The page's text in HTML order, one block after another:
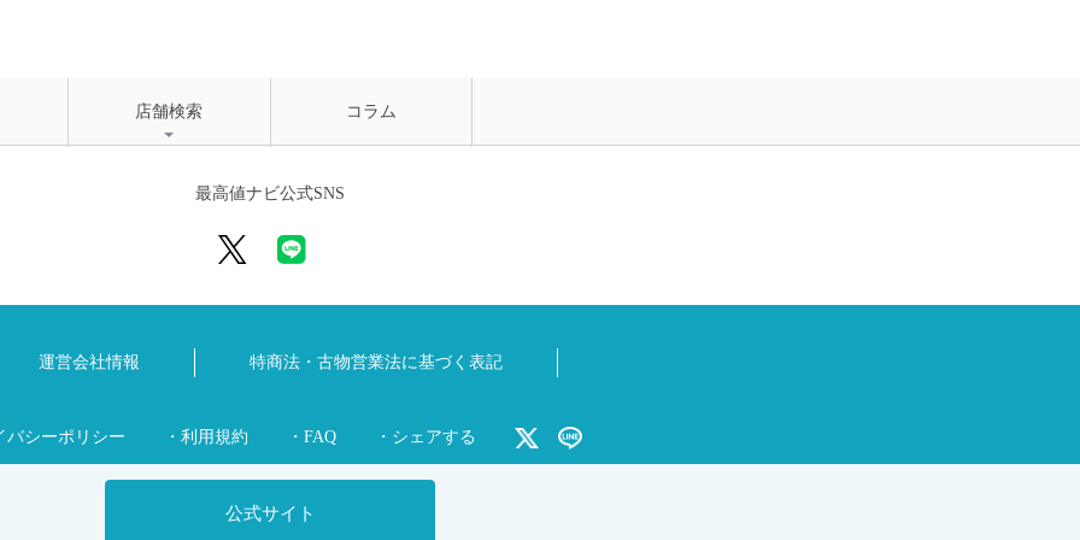
公式サイト
店舗検索 コラム
最高値ナビ公式SNS
運営会社情報 特商法・古物営業法に基づく表記
バシーポリシー ・利用規約 ・FAQ ・シェアする